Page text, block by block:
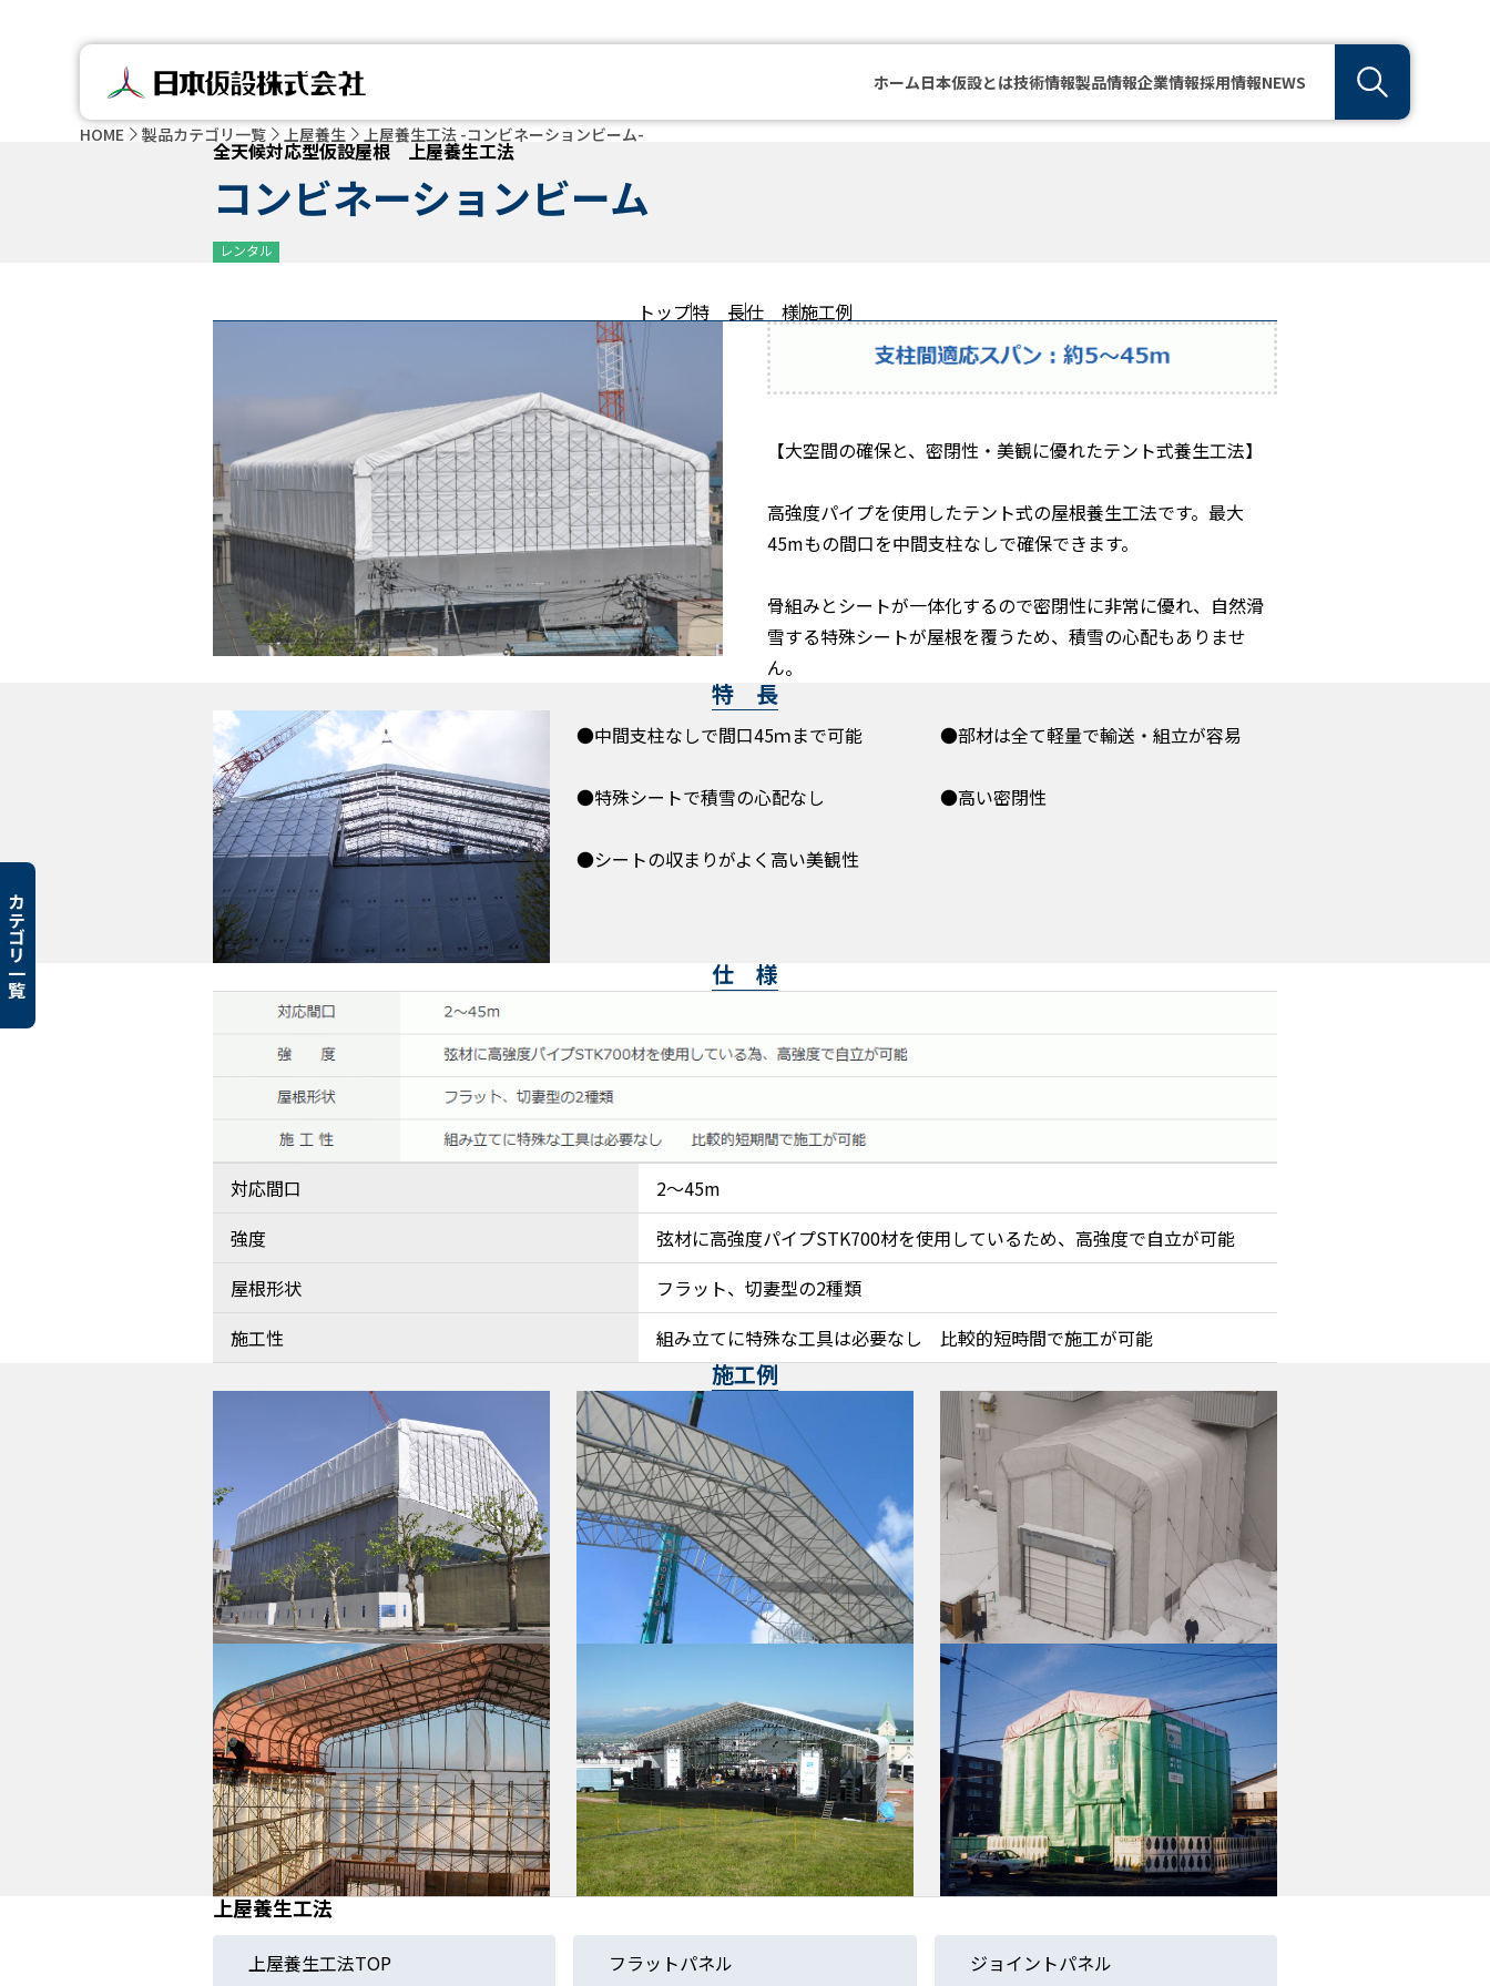
ホーム日本仮設とは技術情報製品情報企業情報採用情報NEWS
HOME 製品カテゴリ一覧 上屋養生 上屋養生工法 -コンビネーションビーム-
全天候対応型仮設屋根 上屋養生工法
コンビネーションビーム
レンタル
トップ特 長仕 様施工例
【大空間の確保と、密閉性・美観に優れたテント式養生工法】
高強度パイプを使用したテント式の屋根養生工法です。最大
45mもの間口を中間支柱なしで確保できます。
骨組みとシートが一体化するので密閉性に非常に優れ、自然滑
雪する特殊シートが屋根を覆うため、積雪の心配もありませ
ん。
特 長
●中間支柱なしで間口45ｍまで可能
●特殊シートで積雪の心配なし
●シートの収まりがよく高い美観性
●部材は全て軽量で輸送・組立が容易
●高い密閉性
仕 様
対応間口
2～45m
強度
弦材に高強度パイプSTK700材を使用しているため、高強度で自立が可能
屋根形状
フラット、切妻型の2種類
施工性
組み立てに特殊な工具は必要なし 比較的短時間で施工が可能
施工例
上屋養生工法
上屋養生工法TOP フラットパネル ジョイントパネル
カテゴリ一覧